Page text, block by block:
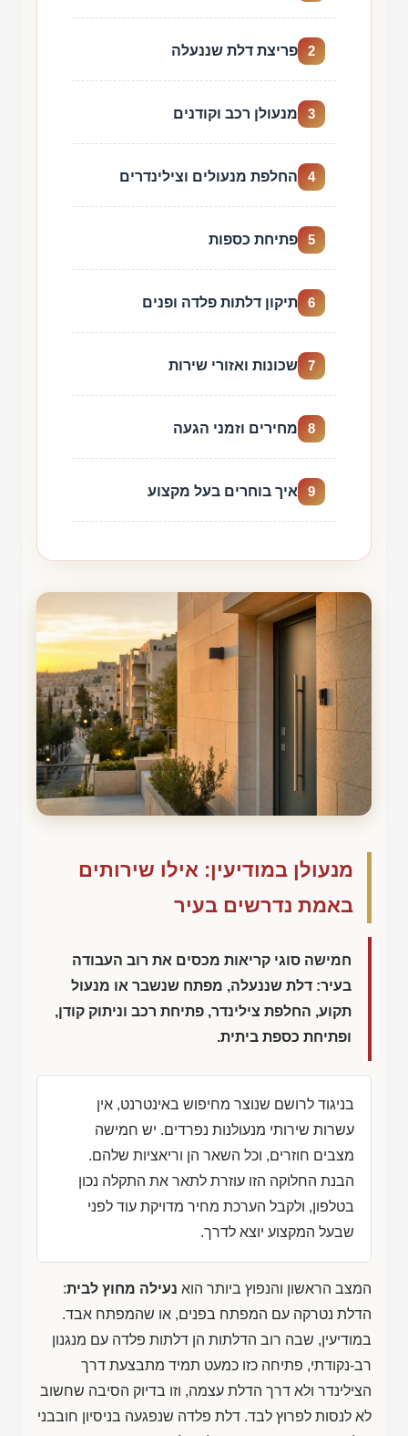
2 פריצת דלת שננעלה
3 מנעולן רכב וקודנים
4 החלפת מנעולים וצילינדרים
5 פתיחת כספות
6 תיקון דלתות פלדה ופנים
7 שכונות ואזורי שירות
8 מחירים וזמני הגעה
9 איך בוחרים בעל מקצוע
מנעולן במודיעין: אילו שירותים
באמת נדרשים בעיר
חמישה סוגי קריאות מכסים את רוב העבודה
בעיר: דלת שננעלה, מפתח שנשבר או מנעול
תקוע, החלפת צילינדר, פתיחת רכב וניתוק קודן,
ופתיחת כספת ביתית.
בניגוד לרושם שנוצר מחיפוש באינטרנט, אין
עשרות שירותי מנעולנות נפרדים. יש חמישה
מצבים חוזרים, וכל השאר הן וריאציות שלהם.
הבנת החלוקה הזו עוזרת לתאר את התקלה נכון
בטלפון, ולקבל הערכת מחיר מדויקת עוד לפני
שבעל המקצוע יוצא לדרך.
המצב הראשון והנפוץ ביותר הוא נעילה מחוץ לבית:
הדלת נטרקה עם המפתח בפנים, או שהמפתח אבד.
במודיעין, שבה רוב הדלתות הן דלתות פלדה עם מנגנון
רב-נקודתי, פתיחה כזו כמעט תמיד מתבצעת דרך
הצילינדר ולא דרך הדלת עצמה, וזו בדיוק הסיבה שחשוב
לא לנסות לפרוץ לבד. דלת פלדה שנפגעה בניסיון חובבני